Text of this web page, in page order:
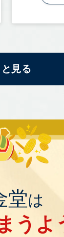
見る
堂は
うよ